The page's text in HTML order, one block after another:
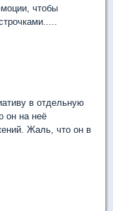
чтобы
в отдельную
он на неё
Жаль, что он в